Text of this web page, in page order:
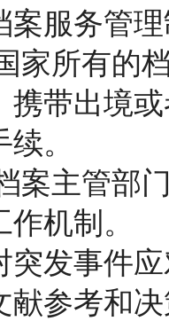
案服务管
家所有的
携带出境
。
案主管部
机制。
突发事件
献参考和